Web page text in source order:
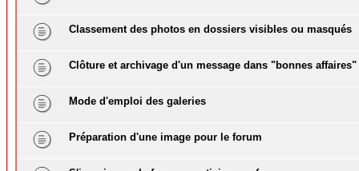
Classement des photos en dossiers visibles ou masqués
Clôture et archivage d'un message dans "bonnes affaires"
Mode d'emploi des galeries
Préparation d'une image pour le forum